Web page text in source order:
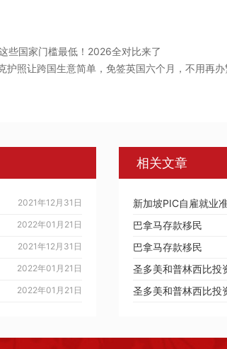
些国家门槛最低！2026全对比来了
护照让跨国生意简单，免签英国六个月，不用再
2021年12月31日
2022年01月21日
2021年12月31日
2022年01月21日
2022年01月21日
相关文章
新加坡PIC自雇就业
巴拿马存款移民
巴拿马存款移民
圣多美和普林西比投
圣多美和普林西比投